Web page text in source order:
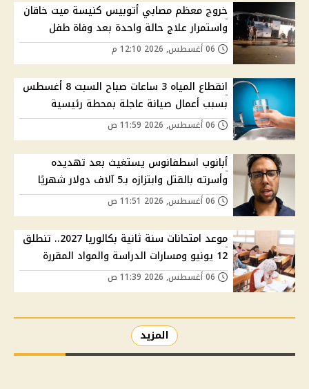
خروج معظم مصابي أتوبيس كنيسة ميت خاقان
واستمرار علاج حالة واحدة بعد وفاة طفل
انقطاع المياه 3 ساعات صباح السبت 8 أغسطس
بسبب أعمال صيانة عاجلة بمحطة رئيسية
أبانوب اسطفانوس يستغيث بعد تهديده
وأسرته بالقتل وابتزازه بـ5 آلاف دولار شهريًا
موعد امتحانات سنة ثانية بكالوريا 2027.. تنطلق
12 يونيو ومسارات الدراسة والمواد المقررة
المزيد